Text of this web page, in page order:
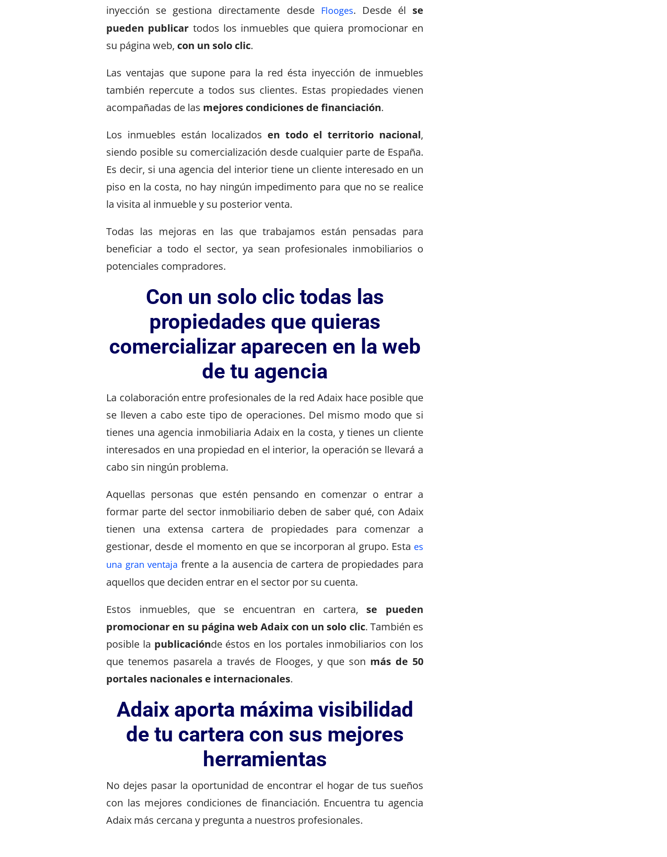
inyección se gestiona directamente desde Flooges. Desde él se
pueden publicar todos los inmuebles que quiera promocionar en
su página web, con un solo clic.
Las ventajas que supone para la red ésta inyección de inmuebles
también repercute a todos sus clientes. Estas propiedades vienen
acompañadas de las mejores condiciones de financiación.
Los inmuebles están localizados en todo el territorio nacional,
siendo posible su comercialización desde cualquier parte de España.
Es decir, si una agencia del interior tiene un cliente interesado en un
piso en la costa, no hay ningún impedimento para que no se realice
la visita al inmueble y su posterior venta.
Todas las mejoras en las que trabajamos están pensadas para
beneficiar a todo el sector, ya sean profesionales inmobiliarios o
potenciales compradores.
Con un solo clic todas las
propiedades que quieras
comercializar aparecen en la web
de tu agencia
La colaboración entre profesionales de la red Adaix hace posible que
se lleven a cabo este tipo de operaciones. Del mismo modo que si
tienes una agencia inmobiliaria Adaix en la costa, y tienes un cliente
interesados en una propiedad en el interior, la operación se llevará a
cabo sin ningún problema.
Aquellas personas que estén pensando en comenzar o entrar a
formar parte del sector inmobiliario deben de saber qué, con Adaix
tienen una extensa cartera de propiedades para comenzar a
gestionar, desde el momento en que se incorporan al grupo. Esta es
una gran ventaja frente a la ausencia de cartera de propiedades para
aquellos que deciden entrar en el sector por su cuenta.
Estos inmuebles, que se encuentran en cartera, se pueden
promocionar en su página web Adaix con un solo clic. También es
posible la publicaciónde éstos en los portales inmobiliarios con los
que tenemos pasarela a través de Flooges, y que son más de 50
portales nacionales e internacionales.
Adaix aporta máxima visibilidad
de tu cartera con sus mejores
herramientas
No dejes pasar la oportunidad de encontrar el hogar de tus sueños
con las mejores condiciones de financiación. Encuentra tu agencia
Adaix más cercana y pregunta a nuestros profesionales.